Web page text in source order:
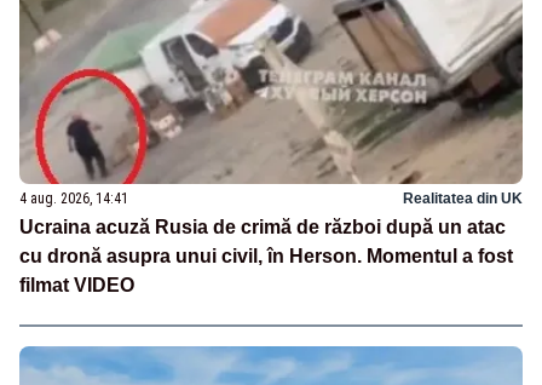
4 aug. 2026, 14:41 Realitatea din UK
Ucraina acuză Rusia de crimă de război după un atac
cu dronă asupra unui civil, în Herson. Momentul a fost
filmat VIDEO